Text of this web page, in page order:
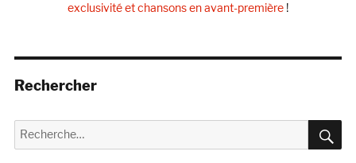
exclusivité et chansons en avant-première !
Rechercher
Recherche
pour :